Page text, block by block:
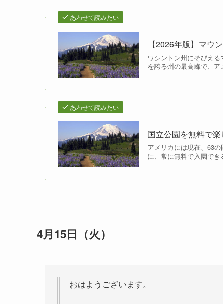
あわせて読みたい
【2026年版】マウ
ワシントン州にそびえる
を誇る州の最高峰で、
あわせて読みたい
国立公園を無料で
アメリカには現在、63
に、常に無料で入園で
4月15日（火）
おはようございます。